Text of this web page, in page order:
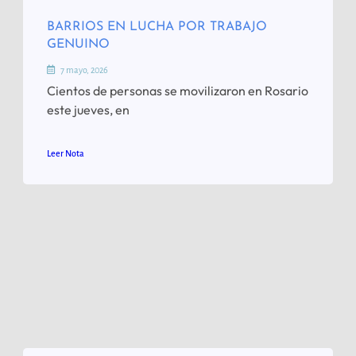
BARRIOS EN LUCHA POR TRABAJO
GENUINO
7 mayo, 2026
Cientos de personas se movilizaron en Rosario
este jueves, en
Leer Nota